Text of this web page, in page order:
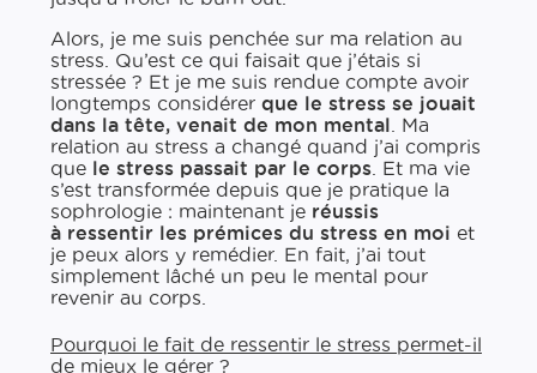
Alors, je me suis penchée sur ma relation au
stress. Qu’est ce qui faisait que j’étais si
stressée ? Et je me suis rendue compte avoir
longtemps considérer que le stress se jouait
dans la tête, venait de mon mental . Ma
relation au stress a changé quand j’ai compris
que le stress passait par le corps . Et ma vie
s’est transformée depuis que je pratique la
sophrologie : maintenant je réussis
à ressentir les prémices du stress en moi et
je peux alors y remédier. En fait, j’ai tout
simplement lâché un peu le mental pour
revenir au corps.
Pourquoi le fait de ressentir le stress permet-​il
de mieux le gérer ?